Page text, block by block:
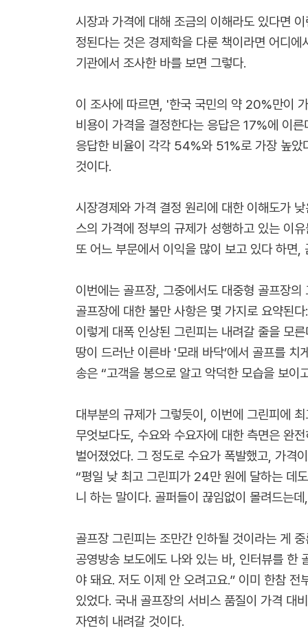
시장과 가격에 대해 조금의 이해라도 있다면
정된다는 것은 경제학을 다룬 책이라면 어디
기관에서 조사한 바를 보면 그렇다.
이 조사에 따르면, '한국 국민의 약 20%만이
비용이 가격을 결정한다는 응답은 17%에 이
응답한 비율이 각각 54%와 51%로 가장 높았
것이다.
시장경제와 가격 결정 원리에 대한 이해도가
스의 가격에 정부의 규제가 성행하고 있는 이
또 어느 부문에서 이익을 많이 보고 있다 하면
이번에는 골프장, 그중에서도 대중형 골프장
골프장에 대한 불만 사항은 몇 가지로 요약된
이렇게 대폭 인상된 그린피는 내려갈 줄을 모
땅이 드러난 이른바 '모래 바닥’에서 골프를
송은 “고객을 봉으로 알고 악덕한 모습을 보
대부분의 규제가 그렇듯이, 이번에 그린피에
무엇보다도, 수요와 수요자에 대한 측면은 완
벌어졌었다. 그 정도로 수요가 폭발했고, 가격
“평일 낮 최고 그린피가 24만 원에 달하는 데
니 하는 말이다. 골퍼들이 끊임없이 몰려드는
골프장 그린피는 조만간 인하될 것이라는 게
공영방송 보도에도 나와 있는 바, 인터뷰를 한
야 돼요. 저도 이제 안 오려고요.” 이미 한참
있었다. 국내 골프장의 서비스 품질이 가격 대
자연히 내려갈 것이다.